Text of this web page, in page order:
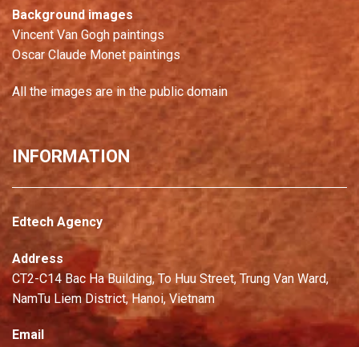
Background images
Vincent Van Gogh paintings
Oscar Claude Monet paintings
All the images are in the public domain
INFORMATION
Edtech Agency
Address
CT2-C14 Bac Ha Building, To Huu Street, Trung Van Ward,
NamTu Liem District, Hanoi, Vietnam
Email